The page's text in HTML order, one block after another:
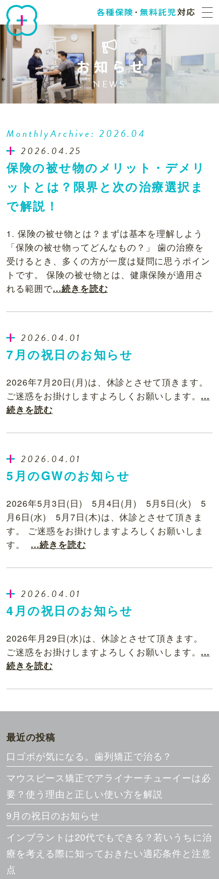
NEWS
MonthlyArchive: 2026.04
2026.04.25
保険の被せ物のメリット・デメリ
ットとは？限界と次の治療選択ま
で解説！
1. 保険の被せ物とは？まずは基本を理解しよう
「保険の被せ物ってどんなもの？」 歯の治療を
受けるとき、多くの方が一度は疑問に思うポイン
トです。 保険の被せ物とは、健康保険が適用さ
れる範囲で...続きを読む
2026.04.01
7月の祝日のお知らせ
2026年7月20日(月)は、休診とさせて頂きます。
ご迷惑をお掛けしますよろしくお願いします。 ...
続きを読む
2026.04.01
5月のGWのお知らせ
2026年5月3日(日) 5月4日(月) 5月5日(火) 5
月6日(水) 5月7日(木)は、休診とさせて頂きま
す。 ご迷惑をお掛けしますよろしくお願いしま
す。 ...続きを読む
2026.04.01
4月の祝日のお知らせ
2026年月29日(水)は、休診とさせて頂きます。
ご迷惑をお掛けしますよろしくお願いします。 ...
続きを読む
最近の投稿
口ゴボが気になる。歯列矯正で治る？
マウスピース矯正でアライナーチューイーは必
要？使う理由と正しい使い方を解説
9月の祝日のお知らせ
インプラントは20代でもできる？若いうちに治
療を考える際に知っておきたい適応条件と注意
点